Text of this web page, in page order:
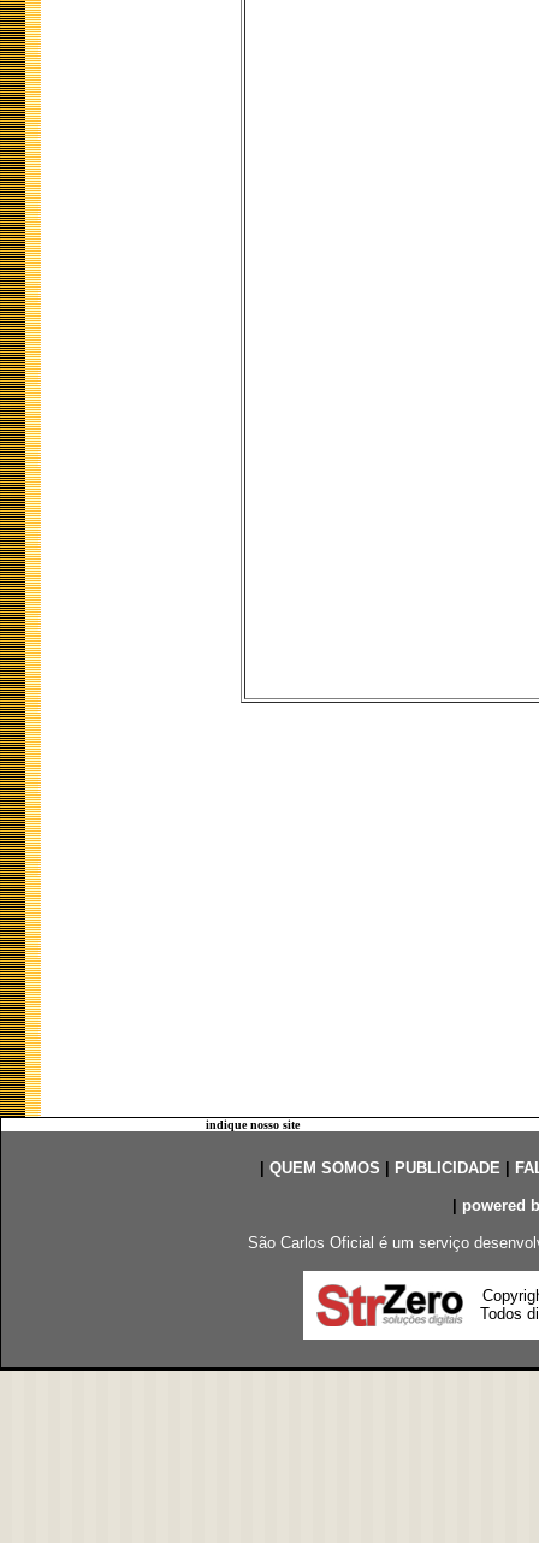
indique nosso site
QUEM SOMOS PUBLICIDADE|
powered
São Carlos Oficial é um serviço
Todos